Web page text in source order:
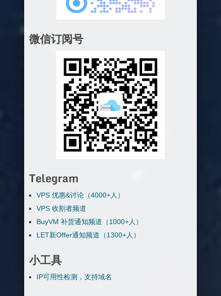
微信订阅号
Telegram
VPS 优惠&讨论（4000+人）
VPS 收割者频道
BuyVM 补货通知频道（1000+人）
LET新Offer通知频道（1300+人）
小工具
IP可用性检测，支持域名